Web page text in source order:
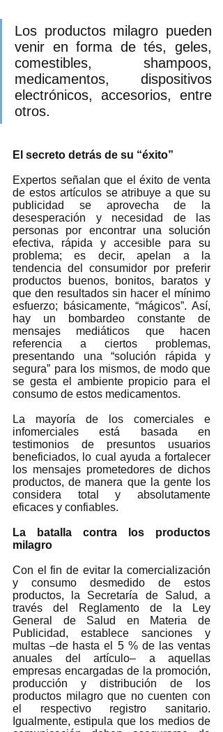
Los productos milagro pueden
venir en forma de tés, geles,
comestibles, shampoos,
medicamentos, dispositivos
electrónicos, accesorios, entre
otros.
El secreto detrás de su “éxito”
Expertos señalan que el éxito de venta
de estos artículos se atribuye a que su
publicidad se aprovecha de la
desesperación y necesidad de las
personas por encontrar una solución
efectiva, rápida y accesible para su
problema; es decir, apelan a la
tendencia del consumidor por preferir
productos buenos, bonitos, baratos y
que den resultados sin hacer el mínimo
esfuerzo; básicamente, “mágicos”. Así,
hay un bombardeo constante de
mensajes mediáticos que hacen
referencia a ciertos problemas,
presentando una “solución rápida y
segura” para los mismos, de modo que
se gesta el ambiente propicio para el
consumo de estos medicamentos.
La mayoría de los comerciales e
infomerciales está basada en
testimonios de presuntos usuarios
beneficiados, lo cual ayuda a fortalecer
los mensajes prometedores de dichos
productos, de manera que la gente los
considera total y absolutamente
eficaces y confiables.
La batalla contra los productos
milagro
Con el fin de evitar la comercialización
y consumo desmedido de estos
productos, la Secretaría de Salud, a
través del Reglamento de la Ley
General de Salud en Materia de
Publicidad, establece sanciones y
multas –de hasta el 5 % de las ventas
anuales del artículo– a aquellas
empresas encargadas de la promoción,
producción y distribución de los
productos milagro que no cuenten con
el respectivo registro sanitario.
Igualmente, estipula que los medios de